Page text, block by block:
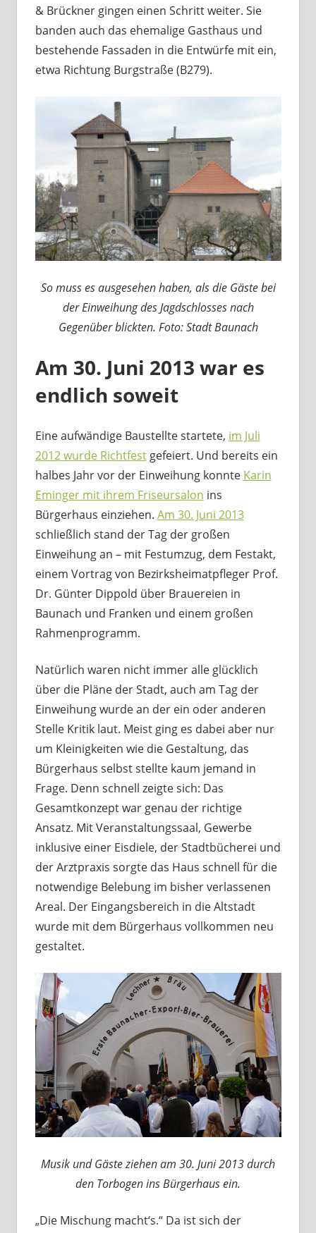
& Brückner gingen einen Schritt weiter. Sie
banden auch das ehemalige Gasthaus und
bestehende Fassaden in die Entwürfe mit ein,
etwa Richtung Burgstraße (B279).
So muss es ausgesehen haben, als die Gäste bei
der Einweihung des Jagdschlosses nach
Gegenüber blickten. Foto: Stadt Baunach
Am 30. Juni 2013 war es
endlich soweit
Eine aufwändige Baustellte startete, im Juli
2012 wurde Richtfestgefeiert. Und bereits ein
halbes Jahr vor der Einweihung konnte Karin
Eminger mit ihrem Friseursalon ins
Bürgerhaus einziehen. Am 30. Juni 2013
schließlich stand der Tag der großen
Einweihung an – mit Festumzug, dem Festakt,
einem Vortrag von Bezirksheimatpfleger Prof.
Dr. Günter Dippold über Brauereien in
Baunach und Franken und einem großen
Rahmenprogramm.
Natürlich waren nicht immer alle glücklich
über die Pläne der Stadt, auch am Tag der
Einweihung wurde an der ein oder anderen
Stelle Kritik laut. Meist ging es dabei aber nur
um Kleinigkeiten wie die Gestaltung, das
Bürgerhaus selbst stellte kaum jemand in
Frage. Denn schnell zeigte sich: Das
Gesamtkonzept war genau der richtige
Ansatz. Mit Veranstaltungssaal, Gewerbe
inklusive einer Eisdiele, der Stadtbücherei und
der Arztpraxis sorgte das Haus schnell für die
notwendige Belebung im bisher verlassenen
Areal. Der Eingangsbereich in die Altstadt
wurde mit dem Bürgerhaus vollkommen neu
gestaltet.
Musik und Gäste ziehen am 30. Juni 2013 durch
den Torbogen ins Bürgerhaus ein.
„Die Mischung macht‘s.“ Da ist sich der